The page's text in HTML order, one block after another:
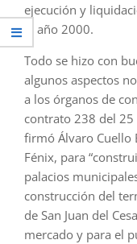
ejecución y
el año 2000.
Todo se hizo con
algunos aspectos
a los órganos de
contrato 238 del
firmó Álvaro Cuello
Fénix, para
palacios
construcción del
de San Juan del
mercado y para el